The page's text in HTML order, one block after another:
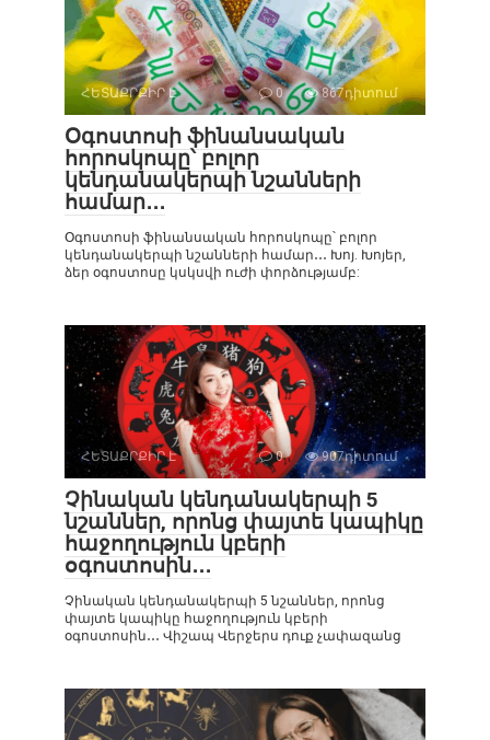
ՀԵՏԱՔՐՔԻՐ Է 0 867դիտում
Օգոստոսի ֆինանսական
հորոսկոպը՝ բոլոր
կենդանակերպի նշանների
համար․․․
Օգոստոսի ֆինանսական հորոսկոպը՝ բոլոր
կենդանակերպի նշանների համար․․․ Խոյ. Խոյեր,
ձեր օգոստոսը կսկսվի ուժի փորձությամբ:
ՀԵՏԱՔՐՔԻՐ Է 0 907դիտում
Չինական կենդանակերպի 5
նշաններ, որոնց փայտե կապիկը
հաջողություն կբերի
օգոստոսին․․․
Չինական կենդանակերպի 5 նշաններ, որոնց
փայտե կապիկը հաջողություն կբերի
օգոստոսին․․․ Վիշապ Վերջերս դուք չափազանց